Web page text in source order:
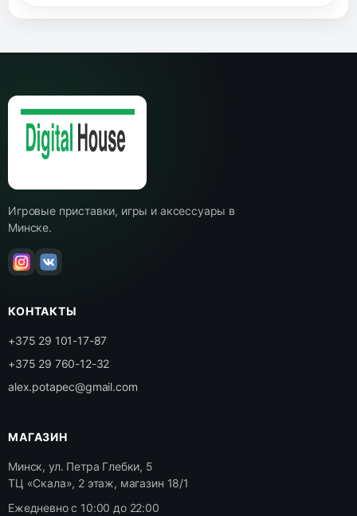
Игровые приставки, игры и аксессуары в
Минске.
КОНТАКТЫ
+375 29 101-17-87
+375 29 760-12-32
alex.potapec@gmail.com
МАГАЗИН
Минск, ул. Петра Глебки, 5
ТЦ «Скала», 2 этаж, магазин 18/1
Ежедневно с 10:00 до 22:00